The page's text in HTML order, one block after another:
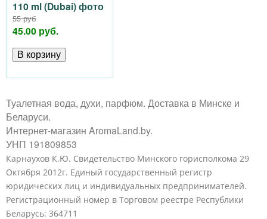
55 руб
45.00 руб.
Туалетная вода, духи, парфюм. Доставка в Минске и
Беларуси.
Интернет-магазин AromaLand.by.
УНП 191809853
Карнаухов К.Ю. Свидетельство Минского горисполкома 29
Октября 2012г. Единый государственный регистр
юридических лиц и индивидуальных предпринимателей.
Регистрационный номер в Торговом реестре Республики
Беларусь: 364711